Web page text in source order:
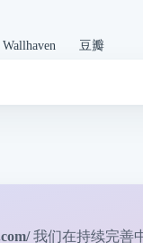
Wallhaven 豆瓣
我们在持续完善